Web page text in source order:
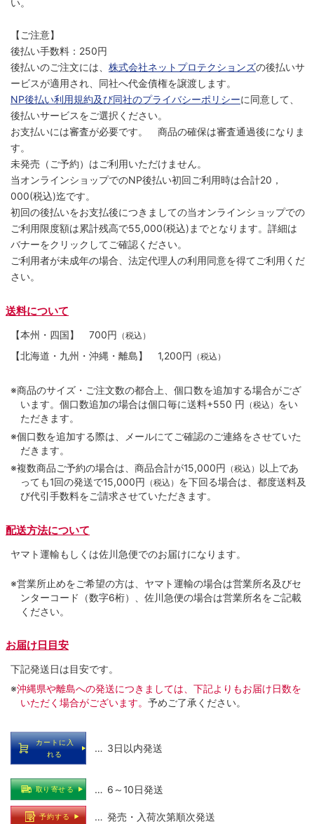
い。
【ご注意】
後払い手数料：250円
後払いのご注文には、 株式会社ネットプロテクションズの後払いサ
ービスが適用され、同社へ代金債権を譲渡します。
NP後払い利用規約及び同社のプライバシーポリシーに同意して、
後払いサービスをご選択ください。
お支払いには審査が必要です。 商品の確保は審査通過後になりま
す。
未発売（ご予約）はご利用いただけません。
当オンラインショップでのNP後払い初回ご利用時は合計20，
000(税込)迄です。
初回の後払いをお支払後につきましての当オンラインショップでの
ご利用限度額は累計残高で55,000(税込)までとなります。詳細は
バナーをクリックしてご確認ください。
ご利用者が未成年の場合、法定代理人の利用同意を得てご利用くだ
さい。
送料について
【本州・四国】 700円 （税込）
【北海道・九州・沖縄・離島】 1,200円 （税込）
※商品のサイズ・ご注文数の都合上、個口数を追加する場合がござ
います。個口数追加の場合は個口毎に送料+550 円 （税込） をい
ただきます。
※個口数を追加する際は、メールにてご確認のご連絡をさせていた
だきます。
※複数商品ご予約の場合は、商品合計が15,000円 （税込） 以上であ
っても1回の発送で15,000円 （税込） を下回る場合は、都度送料及
び代引手数料をご請求させていただきます。
配送方法について
ヤマト運輸もしくは佐川急便でのお届けになります。
※営業所止めをご希望の方は、ヤマト運輸の場合は営業所名及びセ
ンターコード（数字6桁）、佐川急便の場合は営業所名をご記載
ください。
お届け日目安
下記発送日は目安です。
※沖縄県や離島への発送につきましては、下記よりもお届け日数を
いただく場合がございます。 予めご了承ください。
カートに入
れる
… 3日以内発送
取り寄せる … 6～10日発送
予約する … 発売・入荷次第順次発送